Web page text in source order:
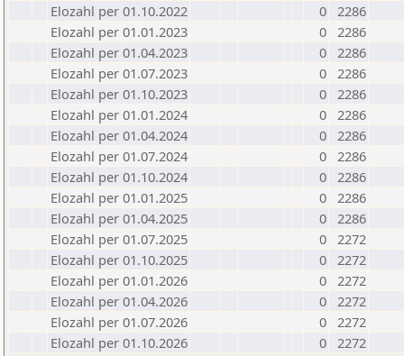
Elozahl per 01.10.2022
0 2286
Elozahl per 01.01.2023
0 2286
Elozahl per 01.04.2023
0 2286
Elozahl per 01.07.2023
0 2286
Elozahl per 01.10.2023
0 2286
Elozahl per 01.01.2024
0 2286
Elozahl per 01.04.2024
0 2286
Elozahl per 01.07.2024
0 2286
Elozahl per 01.10.2024
0 2286
Elozahl per 01.01.2025
0 2286
Elozahl per 01.04.2025
0 2286
Elozahl per 01.07.2025
0 2272
Elozahl per 01.10.2025
0 2272
Elozahl per 01.01.2026
0 2272
Elozahl per 01.04.2026
0 2272
Elozahl per 01.07.2026
0 2272
Elozahl per 01.10.2026
0 2272